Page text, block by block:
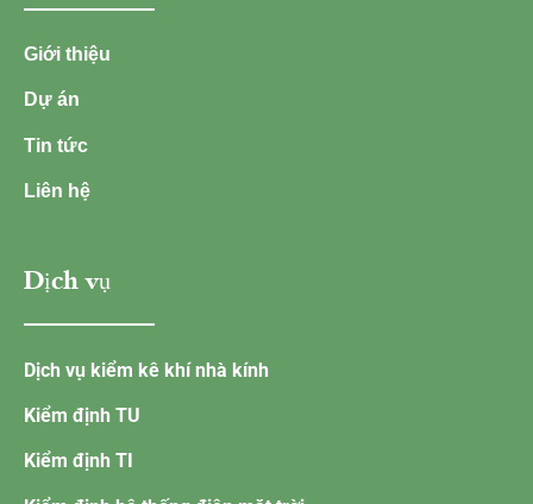
Giới thiệu
Dự án
Tin tức
Liên hệ
Dịch vụ
Dịch vụ kiểm kê khí nhà kính
Kiểm định TU
Kiểm định TI